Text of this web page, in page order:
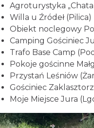
Agroturystyka
Willa u Źródeł (Pilica)
Obiekt noclegowy
Camping Gościniec
Trafo Base Camp
Pokoje gościnne
Przystań Leśniów
Gościniec
Moje Miejsce Jura